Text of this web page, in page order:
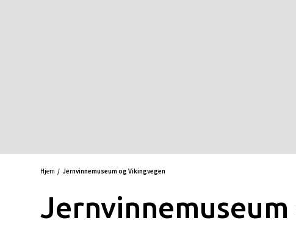
Hjem Jernvinnemuseum og Vikingvegen